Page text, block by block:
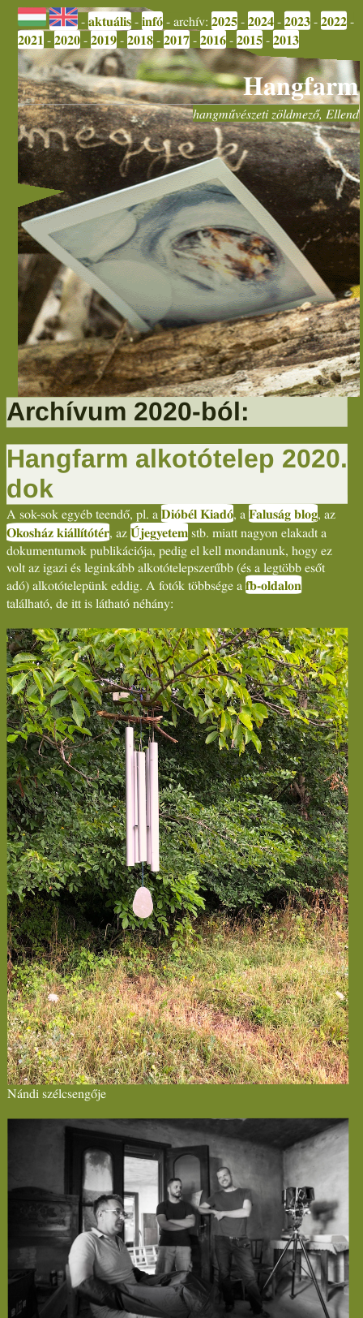
-aktuális-infó- archív:2025-2024-2023-2022-
2021 -2020-2019-2018-2017-2016-2015-2013
Hangfarm
hangművészeti zöldmező, Ellend
Archívum 2020-ból:
Hangfarm alkotótelep 2020.
dok
A sok-sok egyéb teendő, pl. aDióbél Kiadó, aFaluság blog, az
Okosház kiállítótér, azÚjegyetemstb. miatt nagyon elakadt a
dokumentumok publikációja, pedig el kell mondanunk, hogy ez
volt az igazi és leginkább alkotótelepszerűbb (és a legtöbb esőt
adó) alkotótelepünk eddig. A fotók többsége afb-oldalon
található, de itt is látható néhány:
Nándi szélcsengője